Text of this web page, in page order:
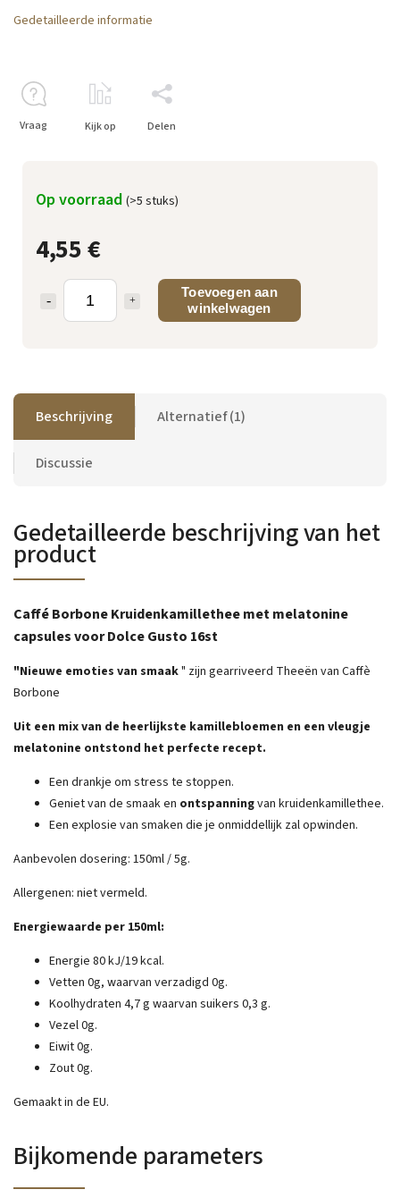
4,55 €
Toevoegen aan
winkelwagen
Op voorraad (>5 stuks)
Gedetailleerde informatie
Vraag Kijk op Delen
Beschrijving Alternatief (1)
Discussie
Gedetailleerde beschrijving van het
product
Caffé Borbone Kruidenkamillethee met melatonine
capsules voor Dolce Gusto 16st
"Nieuwe emoties van smaak" zijn gearriveerd Theeën van Caffè
Borbone
Uit een mix van de heerlijkste kamillebloemen en een vleugje
melatonine ontstond het perfecte recept.
Een drankje om stress te stoppen.
Geniet van de smaak en ontspanningvan kruidenkamillethee.
Een explosie van smaken die je onmiddellijk zal opwinden.
Aanbevolen dosering: 150ml / 5g.
Allergenen: niet vermeld.
Energiewaarde per 150ml:
Energie 80 kJ/19 kcal.
Vetten 0g, waarvan verzadigd 0g.
Koolhydraten 4,7 g waarvan suikers 0,3 g.
Vezel 0g.
Eiwit 0g.
Zout 0g.
Gemaakt in de EU.
Bijkomende parameters